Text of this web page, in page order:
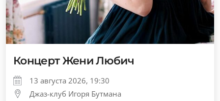
Концерт Жени Любич
13 августа 2026, 19:30
Джаз-клуб Игоря Бутмана